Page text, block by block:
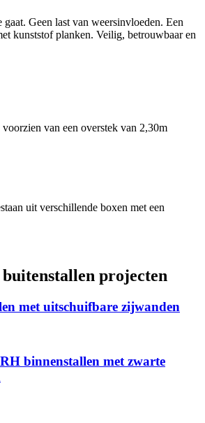
gaat. Geen last van weersinvloeden. Een
kunststof planken. Veilig, betrouwbaar en
van een overstek van 2,30m
uit verschillende boxen met een
projecten
met uitschuifbare zijwanden
binnenstallen met zwarte